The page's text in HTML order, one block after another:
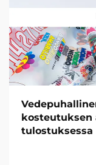
kosteutuksen
tulostuksessa